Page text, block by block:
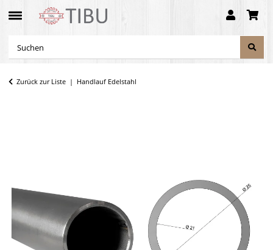
Zurück zur Liste Handlauf Edelstahl